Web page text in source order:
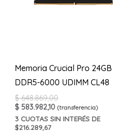
Memoria Crucial Pro 24GB
DDR5-6000 UDIMM CL48
$648.869,00
$ 583.982,10 (transferencia)
3 CUOTAS SIN INTERÉS DE
$216.289,67